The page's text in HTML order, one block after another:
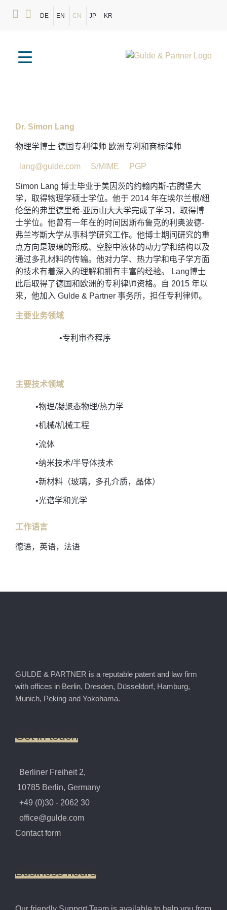
DE EN CN JP KR
Dr. Simon Lang
物理学博士 德国专利律师 欧洲专利和商标律师
lang@gulde.com S/MIME PGP
Simon Lang 博士毕业于美因茨的约翰内斯-古腾堡大
学，取得物理学硕士学位。他于 2014 年在埃尔兰根/纽
伦堡的弗里德里希-亚历山大大学完成了学习，取得博
士学位。他曾有一年在的时间因斯布鲁克的利奥波德-
弗兰岑斯大学从事科学研究工作。他博士期间研究的重
点方向是玻璃的形成、空腔中液体的动力学和结构以及
通过多孔材料的传输。他对力学、热力学和电子学方面
的技术有着深入的理解和拥有丰富的经验。 Lang博士
此后取得了德国和欧洲的专利律师资格。自 2015 年以
来，他加入 Gulde & Partner 事务所，担任专利律师。
主要业务领域
•专利审查程序
主要技术领域
•物理/凝聚态物理/热力学
•机械/机械工程
•流体
•纳米技术/半导体技术
•新材料（玻璃，多孔介质，晶体）
•光谱学和光学
工作语言
德语，英语，法语
GULDE & PARTNER is a reputable patent and law firm
with offices in Berlin, Dresden, Düsseldorf, Hamburg,
Munich, Peking and Yokohama.
Get in touch
Berliner Freiheit 2,
10785 Berlin, Germany
+49 (0)30 - 2062 30
office@gulde.com
Contact form
Business hours